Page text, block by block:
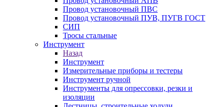
Провод установочный ПВС
Провод установочный ПУВ, ПУГВ ГОСТ
СИП
Тросы стальные
Инструмент
Назад
Инструмент
Измерительные приборы и тестеры
Инструмент ручной
Инструменты для опрессовки, резки и
изоляции